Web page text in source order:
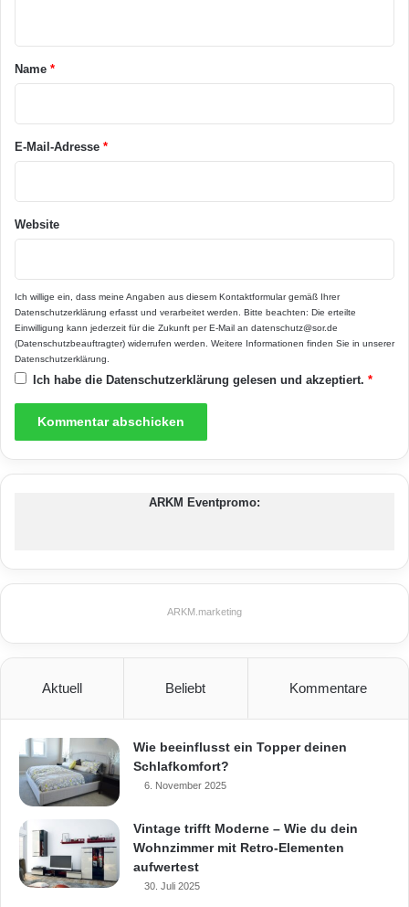
den kühleren Nächten wird die gespeicherte
Betonwänden und unter einem Massivdach
aus Beton hat man zu jeder Jahreszeit ein
Wärmeverluste seiner Immobilie und senkt
weiteren positiven Eigenschaften von Beton
zählen auch die überzeugenden Werte in den
Bereichen Schall-, Brand- und Feuchteschutz
sowie die gute Ökobilanz des Baustoffs.
Weitere Informationen unter www.beton.org.
Der Energieausweis gibt Auskunft über den energetischen Zustand
einer Immobilie. Häuser aus Beton schneiden aufgrund der
hervorragenden Wärmeschutzwerte des Materials besonders gut ab.
(Foto: epr/BetonBild)
Beton Energieausweis
aName *
E-Mail-Adresse *
Website
Ich willige ein, dass meine Angaben aus diesem Kontaktformular gemäß Ihrer
Datenschutzerklärung erfasst und verarbeitet werden. Bitte beachten: Die erteilte
Einwilligung kann jederzeit für die Zukunft per E-Mail an datenschutz@sor.de
(Datenschutzbeauftragter) widerrufen werden. Weitere Informationen finden Sie in unserer
Datenschutzerklärung
Ich habe die Datenschutzerklärung gelesen und akzeptiert. *
ARKM Eventpromo:
ARKM.marketing
Aktuell Beliebt Kommentare
Wie beeinflusst ein Topper deinen
Schlafkomfort?
6. November 2025
Vintage trifft Moderne – Wie du dein
Wohnzimmer mit Retro-Elementen
aufwertest
30. Juli 2025